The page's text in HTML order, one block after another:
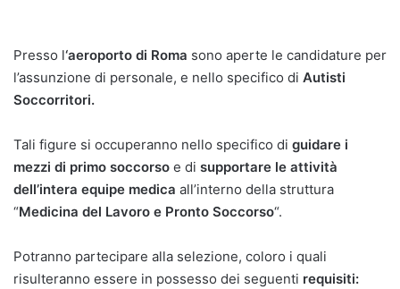
Presso l‘aeroporto di Roma sono aperte le candidature per
l’assunzione di personale, e nello specifico di Autisti
Soccorritori.
Tali figure si occuperanno nello specifico di guidare i
mezzi di primo soccorso e di supportare le attività
dell’intera equipe medica all’interno della struttura
“Medicina del Lavoro e Pronto Soccorso“.
Potranno partecipare alla selezione, coloro i quali
risulteranno essere in possesso dei seguenti requisiti: